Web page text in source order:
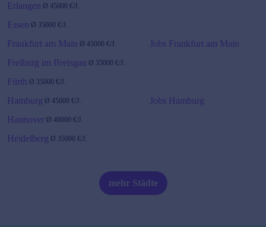
Erlangen Ø 45000 €/J.
Essen Ø 35000 €/J.
Frankfurt am Main Ø 45000 €/J.
Jobs Frankfurt am Main
Freiburg im Breisgau Ø 35000 €/J.
Fürth Ø 35000 €/J.
Hamburg Ø 45000 €/J.
Jobs Hamburg
Hannover Ø 40000 €/J.
Heidelberg Ø 35000 €/J.
mehr Städte